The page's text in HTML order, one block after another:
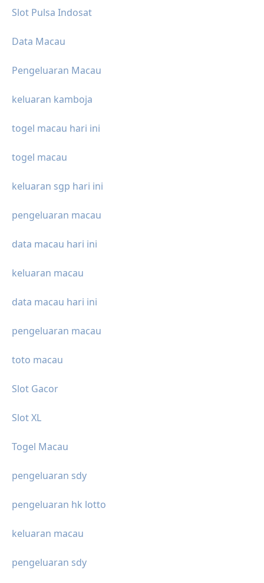
Slot Pulsa Indosat
Data Macau
Pengeluaran Macau
keluaran kamboja
togel macau hari ini
togel macau
keluaran sgp hari ini
pengeluaran macau
data macau hari ini
keluaran macau
data macau hari ini
pengeluaran macau
toto macau
Slot Gacor
Slot XL
Togel Macau
pengeluaran sdy
pengeluaran hk lotto
keluaran macau
pengeluaran sdy